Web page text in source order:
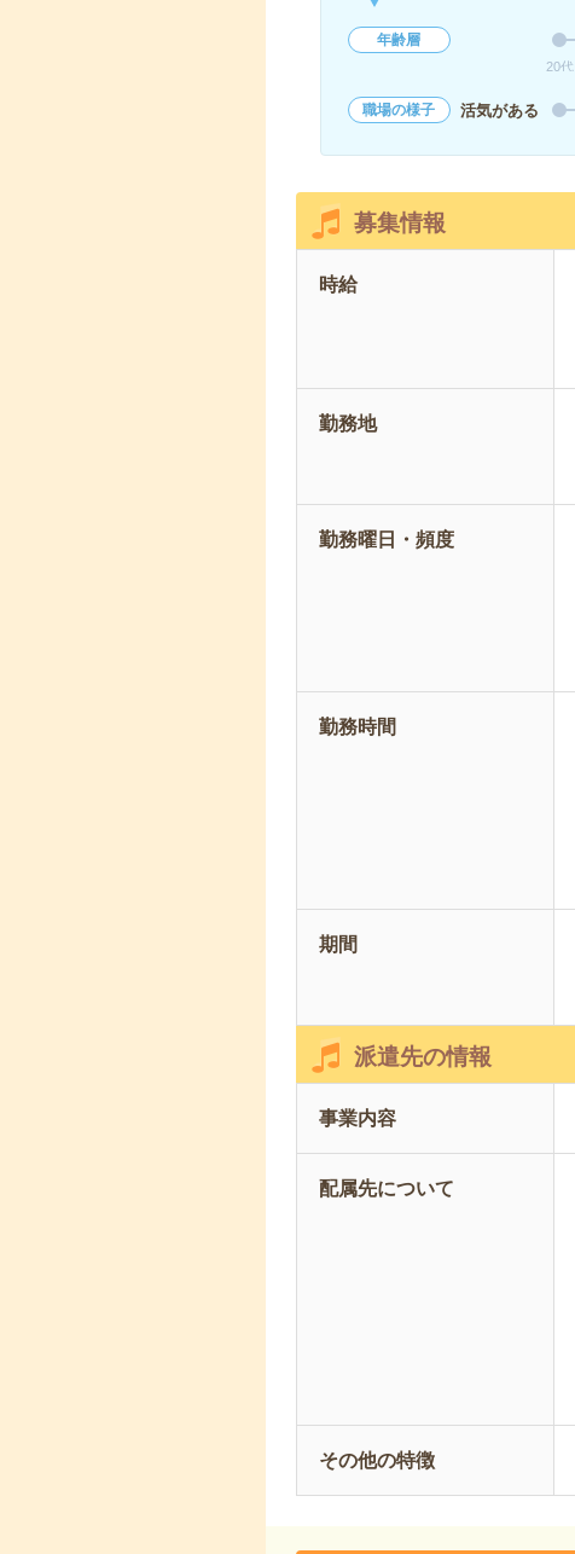
年齢層
20代
職場の様子 活気がある
募集情報
時給
勤務地
勤務曜日・頻度
勤務時間
期間
派遣先の情報
事業内容
配属先について
その他の特徴